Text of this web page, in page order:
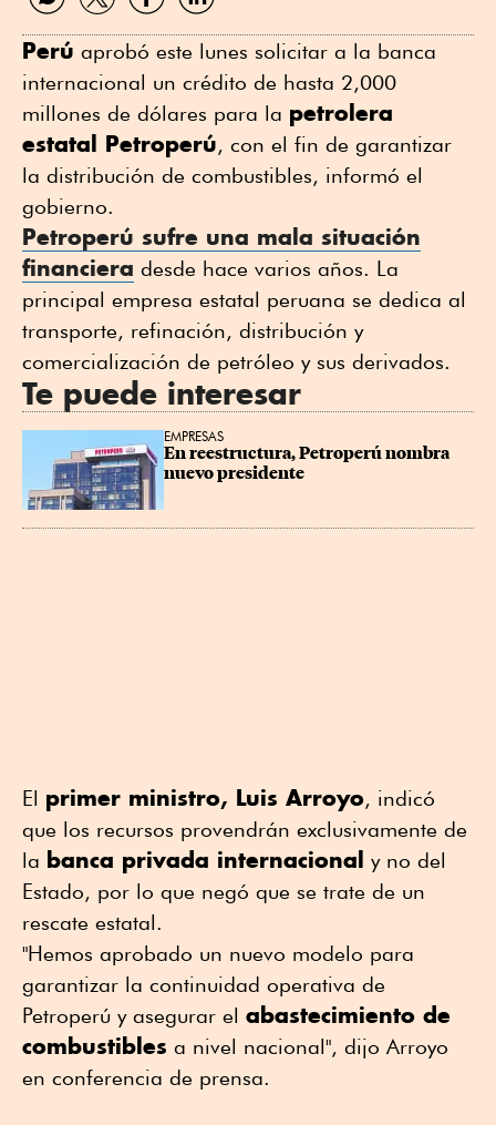
Perú aprobó este lunes solicitar a la banca
internacional un crédito de hasta 2,000
millones de dólares para la petrolera
estatal Petroperú, con el fin de garantizar
la distribución de combustibles, informó el
gobierno.
Petroperú sufre una mala situación
financiera desde hace varios años. La
principal empresa estatal peruana se dedica al
transporte, refinación, distribución y
comercialización de petróleo y sus derivados.
Te puede interesar
EMPRESAS
En reestructura, Petroperú nombra
nuevo presidente
El primer ministro, Luis Arroyo, indicó
que los recursos provendrán exclusivamente de
la banca privada internacional y no del
Estado, por lo que negó que se trate de un
rescate estatal.
"Hemos aprobado un nuevo modelo para
garantizar la continuidad operativa de
Petroperú y asegurar el abastecimiento de
combustibles a nivel nacional", dijo Arroyo
en conferencia de prensa.